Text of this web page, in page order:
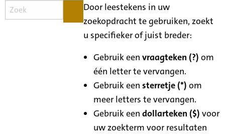
Door leestekens in uw
zoekopdracht te gebruiken, zoekt
u specifieker of juist breder:
Gebruik eenvraagteken (?) om
één letter te vervangen.
Gebruik eensterretje (*) om
meer letters te vervangen.
Gebruik eendollarteken ($) voor
uw zoekterm voor resultaten